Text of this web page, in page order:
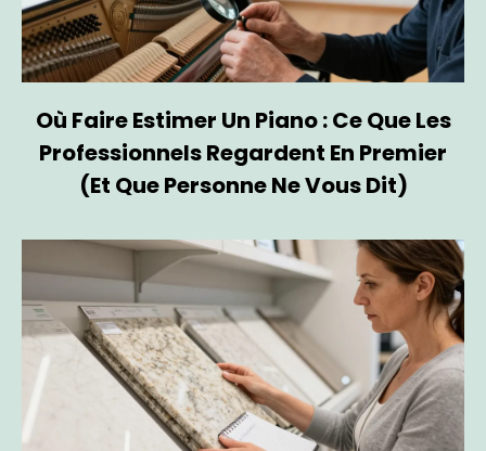
Où Faire Estimer Un Piano : Ce Que Les
Professionnels Regardent En Premier
(et Que Personne Ne Vous Dit)